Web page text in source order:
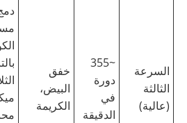
السرعة
الثالثة
(عالية)
~355
دورة
في
الدقيقة
خفق
البيض،
الكريمة